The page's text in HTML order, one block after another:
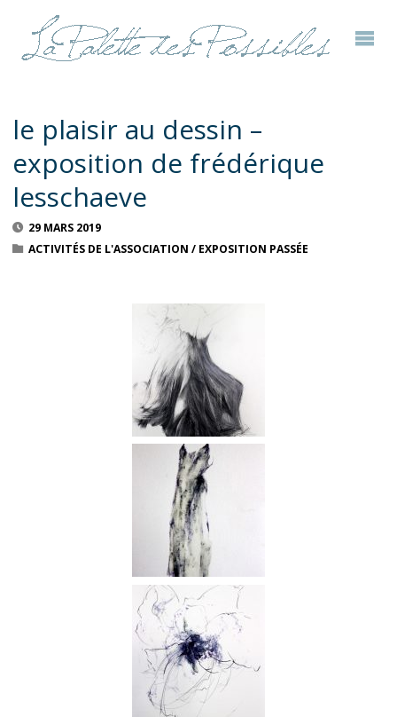
le plaisir au dessin –
exposition de frédérique
lesschaeve
29 MARS 2019
ACTIVITÉS DE L'ASSOCIATION / EXPOSITION PASSÉE